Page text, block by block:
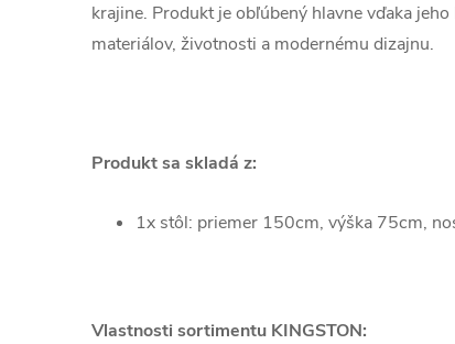
krajine. Produkt je obľúbený hlavne vďaka
materiálov, životnosti a modernému dizajnu.
Produkt sa skladá z:
1x stôl: priemer 150cm, výška 75cm,
Vlastnosti sortimentu KINGSTON: